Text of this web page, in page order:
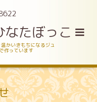
たぼっこ
かいきもちになるジュ
作っています